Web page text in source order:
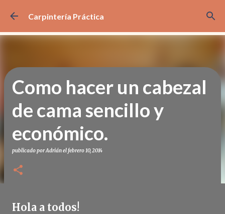
Ir al contenido principal
Carpintería Práctica
Como hacer un cabezal
de cama sencillo y
económico.
publicado porAdriánelfebrero 10, 2014
Hola a todos!